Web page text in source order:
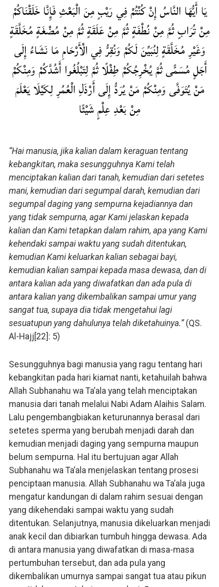
يَا أَيُّهَا النَّاسُ إِنْ كُنْتُمْ فِي رَيْبٍ مِنَ الْبَعْثِ فَإِنَّا خَلَقْنَاكُمْ
مِنْ تُرَابٍ ثُمَّ مِنْ نُطْفَةٍ ثُمَّ مِنْ عَلَقَةٍ ثُمَّ مِنْ مُضْغَةٍ مُخَلَّقَةٍ
وَغَيْرِ مُخَلَّقَةٍ لِنُبَيِّنَ لَكُمْ وَنُقِرُّ فِي الْأَرْحَامِ مَا نَشَاءُ إِلَى
أَجَلٍ مُسَمًّى ثُمَّ يُخْرِجُكُمْ طِفْلًا ثُمَّ لِتَبْلُغُوا أَشُدَّكُمْ وَمِنْكُمْ
مَنْ يُتَوَفَّى وَمِنْكُمْ مَنْ يُرَدُّ إِلَى أَرْذَلِ الْعُمُرِ لِكَيْلَا يَعْلَمَ
مِنْ بَعْدِ عِلْمٍ شَيْئًا
“Hai manusia, jika kalian dalam keraguan tentang
kebangkitan, maka sesungguhnya Kami telah
menciptakan kalian dari tanah, kemudian dari setetes
mani, kemudian dari segumpal darah, kemudian dari
segumpal daging yang sempurna kejadiannya dan
yang tidak sempurna, agar Kami jelaskan kepada
kalian dan Kami tetapkan dalam rahim, apa yang Kami
kehendaki sampai waktu yang sudah ditentukan,
kemudian Kami keluarkan kalian sebagai bayi,
kemudian kalian sampai kepada masa dewasa, dan di
antara kalian ada yang diwafatkan dan ada pula di
antara kalian yang dikembalikan sampai umur yang
sangat tua, supaya dia tidak mengetahui lagi
sesuatupun yang dahulunya telah diketahuinya.”(QS.
Al-Hajj[22]: 5)
Sesungguhnya bagi manusia yang ragu tentang hari
kebangkitan pada hari kiamat nanti, ketahuilah bahwa
Allah Subhanahu wa Ta’ala yang telah menciptakan
manusia dari tanah melalui Nabi Adam Alaihis Salam.
Lalu pengembangbiakan keturunannya berasal dari
setetes sperma yang berubah menjadi darah dan
kemudian menjadi daging yang sempurna maupun
belum sempurna. Hal itu bertujuan agar Allah
Subhanahu wa Ta’ala menjelaskan tentang prosesi
penciptaan manusia. Allah Subhanahu wa Ta’ala juga
mengatur kandungan di dalam rahim sesuai dengan
yang dikehendaki sampai waktu yang sudah
ditentukan. Selanjutnya, manusia dikeluarkan menjadi
anak kecil dan dibiarkan tumbuh hingga dewasa. Ada
di antara manusia yang diwafatkan di masa-masa
pertumbuhan tersebut, dan ada pula yang
dikembalikan umurnya sampai sangat tua atau pikun